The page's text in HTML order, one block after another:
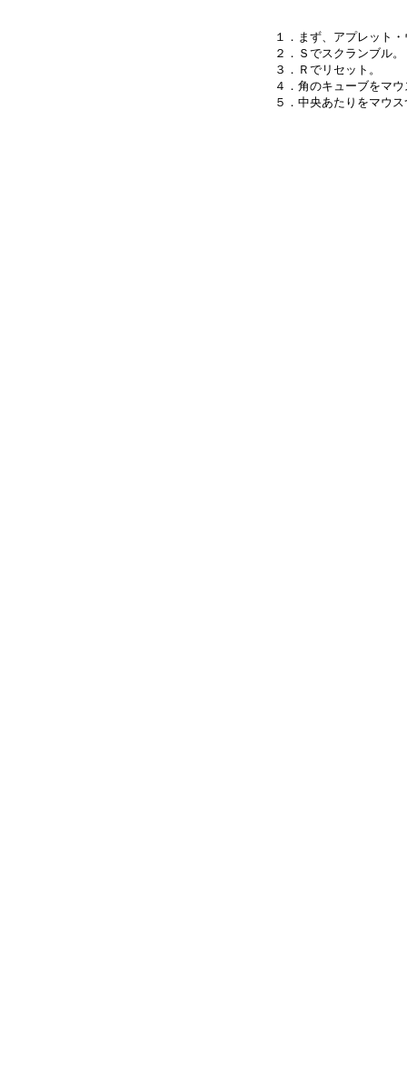
１．まず、アプレット
２．Ｓでスクランブル。
３．Ｒでリセット。
４．角のキューブをマ